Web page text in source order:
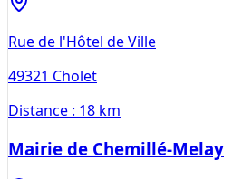
Rue de l'Hôtel de Ville
49321 Cholet
Distance : 18 km
Mairie de Chemillé-Melay